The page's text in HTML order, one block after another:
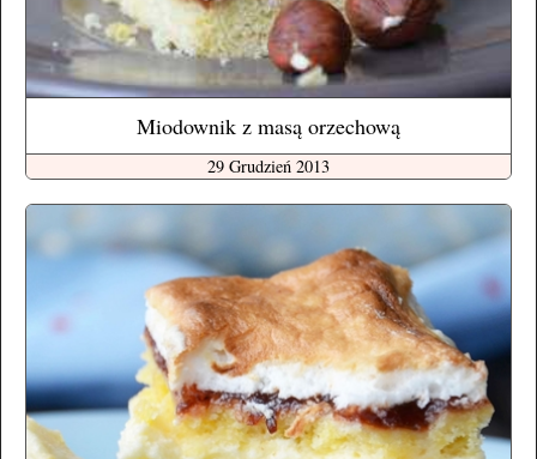
Miodownik z masą orzechową
29 Grudzień 2013